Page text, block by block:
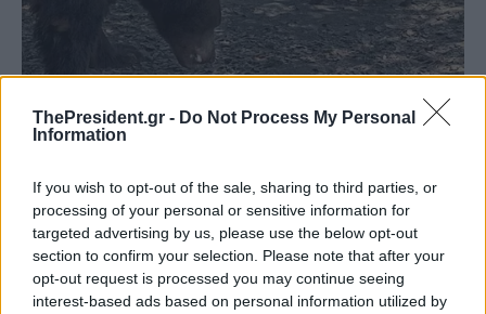
ThePresident.gr - Do Not Process My Personal
Information
If you wish to opt-out of the sale, sharing to third parties, or
processing of your personal or sensitive information for
targeted advertising by us, please use the below opt-out
section to confirm your selection. Please note that after your
opt-out request is processed you may continue seeing
interest-based ads based on personal information utilized by